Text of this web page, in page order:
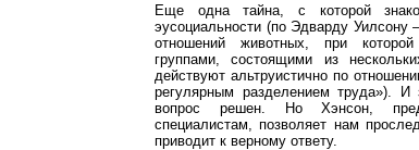
Еще одна тайна, с которой
эусоциальности (по Эдварду
отношений животных, при
группами, состоящими из
действуют альтруистично по
регулярным разделением труда»).
вопрос решен. Но Хэнсон,
специалистам, позволяет нам
приводит к верному ответу.